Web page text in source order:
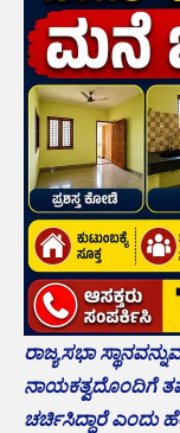
ರಾಜ್ಯಸಭಾ
ನಾಯಕತ್ವದೊಂದಿಗೆ
ಚರ್ಚಿಸಿದ್ದಾರೆ ಎಂದು